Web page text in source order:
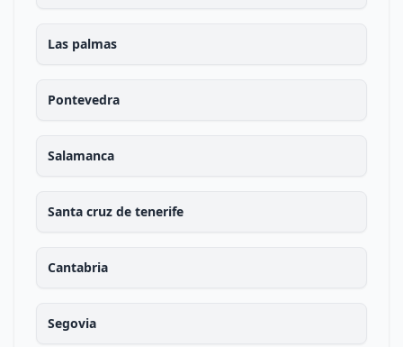
Las palmas
Pontevedra
Salamanca
Santa cruz de tenerife
Cantabria
Segovia